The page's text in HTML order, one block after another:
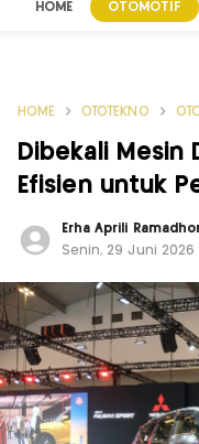
HOME OTOMOTIF
HOME OTOTEKNO
Dibekali Mesin
Efisien untuk
Erha Aprili
Senin, 29 Juni 2026